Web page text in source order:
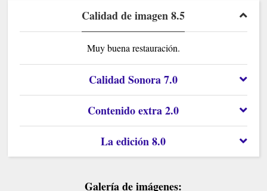
Calidad de imagen 8.5
Muy buena restauración.
Calidad Sonora 7.0
Contenido extra 2.0
La edición 8.0
Galería de imágenes: